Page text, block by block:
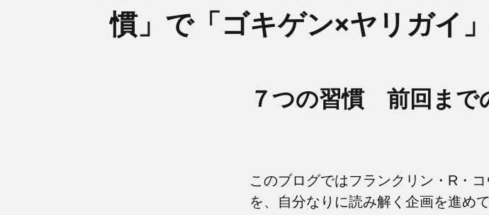
慣」で「ゴキゲン×ヤリガイ
７つの習慣 前回まで
このブログではフランクリン・R・
を、自分なりに読み解く企画を進めて